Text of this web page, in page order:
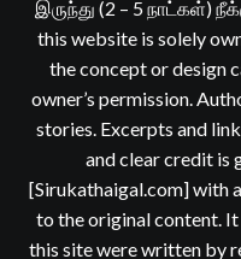
இருந்து (2 – 5 நாட்கள்)
this website is solely
the concept or design
owner’s permission.
stories. Excerpts and
and clear credit is
[Sirukathaigal.com] with
to the original content.
this site were written by